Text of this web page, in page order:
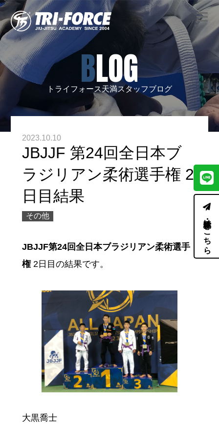
BLOG
トライフォース天満スタッフブログ
2023.10.10
JBJJF 第24回全日本ブ
ラジリアン柔術選手権 2
日目結果
その他
JBJJF第24回全日本ブラジリアン柔術選手
権2日目の結果です。
大黒喬士
体験・見学はこちら